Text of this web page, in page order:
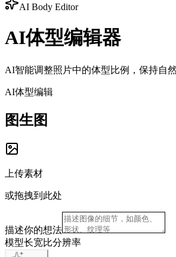
AI Body Editor
AI体型编辑器
AI智能调整照片中的体型比例，保持自然
AI体型编辑
图生图
上传素材
或拖拽到此处
描述你的想法
模型长宽比分辨率